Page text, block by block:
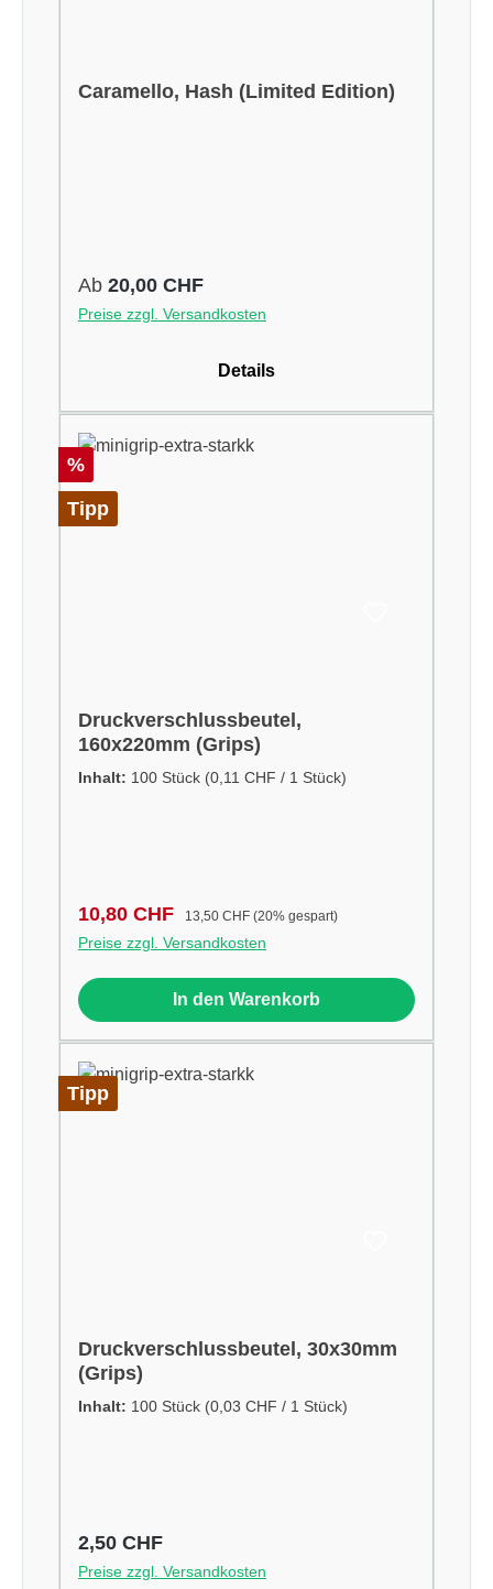
Caramello, Hash (Limited Edition)
Regulärer Preis:
Ab 20,00 CHF
Preise zzgl. Versandkosten
Details
Rabatt
%
Tipp
Druckverschlussbeutel,
160x220mm (Grips)
Inhalt: 100 Stück (0,11 CHF / 1 Stück)
Verkaufspreis:
10,80 CHF Regulärer Preis:
13,50 CHF (20% gespart)
Preise zzgl. Versandkosten
In den Warenkorb
Tipp
Druckverschlussbeutel, 30x30mm
(Grips)
Inhalt: 100 Stück (0,03 CHF / 1 Stück)
Regulärer Preis:
2,50 CHF
Preise zzgl. Versandkosten